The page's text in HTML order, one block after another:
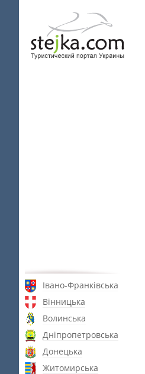
Івано-Франківська
Вінницька
Волинська
Дніпропетровська
Донецька
Житомирська